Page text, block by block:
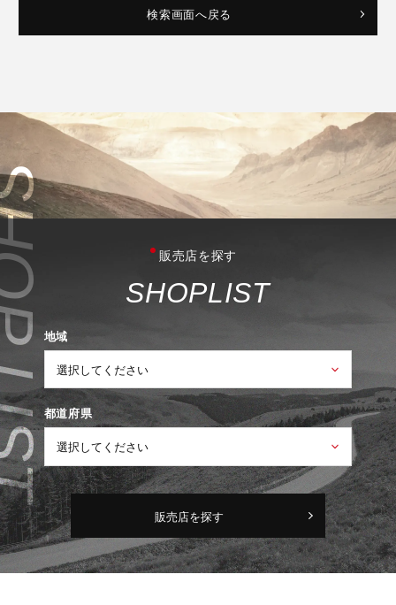
検索画面へ戻る
販売店を探す
SHOPLIST
地域
都道府県
販売店を探す